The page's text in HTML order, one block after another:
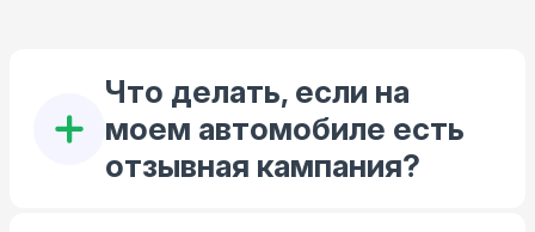
Что делать, если на
моем автомобиле есть
отзывная кампания?